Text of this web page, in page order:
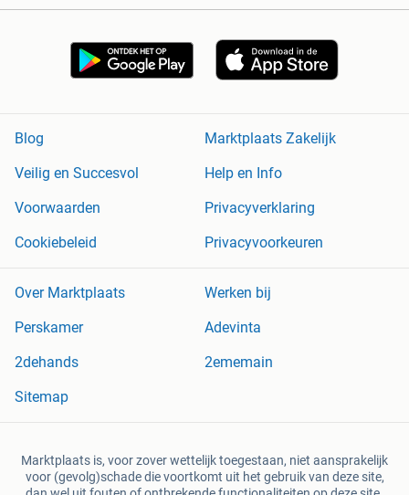
Blog
Marktplaats Zakelijk
Veilig en Succesvol
Help en Info
Voorwaarden
Privacyverklaring
Cookiebeleid
Privacyvoorkeuren
Over Marktplaats
Werken bij
Perskamer
Adevinta
2dehands
2ememain
Sitemap
Marktplaats is, voor zover wettelijk toegestaan, niet aansprakelijk
voor (gevolg)schade die voortkomt uit het gebruik van deze site,